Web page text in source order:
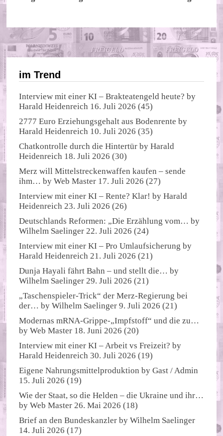
im Trend
Interview mit einer KI – Brakteatengeld heute? by
Harald Heidenreich 16. Juli 2026 (45)
2777 Euro Erziehungsgehalt aus Bodenrente by
Harald Heidenreich 10. Juli 2026 (35)
Chatkontrolle durch die Hintertür byHarald
Heidenreich 18. Juli 2026 (30)
Merz will Mittelstreckenwaffen kaufen – sende
ihm… byWeb Master 17. Juli 2026 (27)
Interview mit einer KI – Rente? Klar! byHarald
Heidenreich 23. Juli 2026 (26)
Deutschlands Reformen: „Die Erzählung vom… by
Wilhelm Saelinger 22. Juli 2026 (24)
Interview mit einer KI – Pro Umlaufsicherung by
Harald Heidenreich 21. Juli 2026 (21)
Dunja Hayali fährt Bahn – und stellt die… by
Wilhelm Saelinger 29. Juli 2026 (21)
„Taschenspieler-Trick“ der Merz-Regierung bei
der… byWilhelm Saelinger 9. Juli 2026 (21)
Modernas mRNA-Grippe-„Impfstoff“ und die zu…
byWeb Master 18. Juni 2026 (20)
Interview mit einer KI – Arbeit vs Freizeit? by
Harald Heidenreich 30. Juli 2026 (19)
Eigene Nahrungsmittelproduktion byGast / Admin
15. Juli 2026 (19)
Wie der Staat, so die Helden – die Ukraine und ihr…
byWeb Master 26. Mai 2026 (18)
Brief an den Bundeskanzler byWilhelm Saelinger
14. Juli 2026 (17)